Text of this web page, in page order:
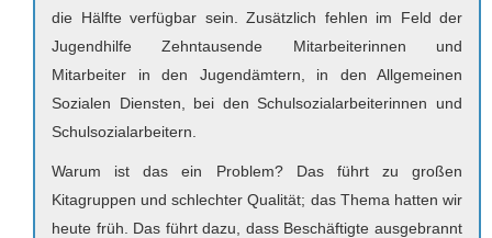
die Hälfte verfügbar sein. Zusätzlich fehlen im Feld der
Jugendhilfe Zehntausende Mitarbeiterinnen und
Mitarbeiter in den Jugendämtern, in den Allgemeinen
Sozialen Diensten, bei den Schulsozialarbeiterinnen und
Schulsozialarbeitern.
Warum ist das ein Problem? Das führt zu großen
Kitagruppen und schlechter Qualität; das Thema hatten wir
heute früh. Das führt dazu, dass Beschäftigte ausgebrannt